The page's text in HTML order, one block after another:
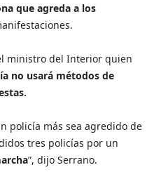
que agreda a los
ministro del Interior quien
no usará métodos de
policía más sea agredido de
tres policías por un
”, dijo Serrano.